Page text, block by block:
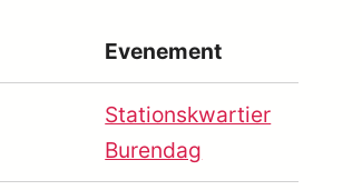
Outlook Live
Evenement
Stationskwartier
Burendag